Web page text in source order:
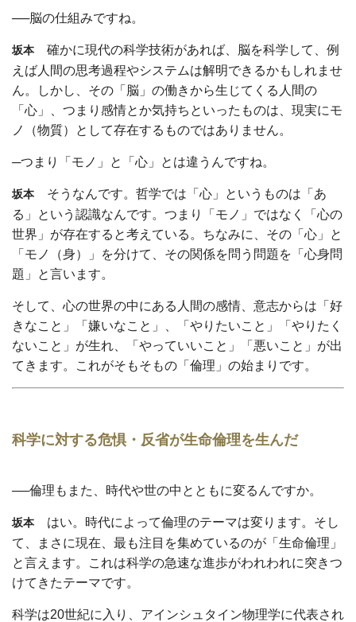
──脳の仕組みですね。
坂本 確かに現代の科学技術があれば、脳を科学して、例
えば人間の思考過程やシステムは解明できるかもしれませ
ん。しかし、その「脳」の働きから生じてくる人間の
「心」、つまり感情とか気持ちといったものは、現実にモ
ノ（物質）として存在するものではありません。
─つまり「モノ」と「心」とは違うんですね。
坂本 そうなんです。哲学では「心」というものは「あ
る」という認識なんです。つまり「モノ」ではなく「心の
世界」が存在すると考えている。ちなみに、その「心」と
「モノ（身）」を分けて、その関係を問う問題を「心身問
題」と言います。
そして、心の世界の中にある人間の感情、意志からは「好
きなこと」「嫌いなこと」、「やりたいこと」「やりたく
ないこと」が生れ、「やっていいこと」「悪いこと」が出
てきます。これがそもそもの「倫理」の始まりです。
科学に対する危惧・反省が生命倫理を生んだ
──倫理もまた、時代や世の中とともに変るんですか。
坂本 はい。時代によって倫理のテーマは変ります。そし
て、まさに現在、最も注目を集めているのが「生命倫理」
と言えます。これは科学の急速な進歩がわれわれに突きつ
けてきたテーマです。
科学は20世紀に入り、アインシュタイン物理学に代表され